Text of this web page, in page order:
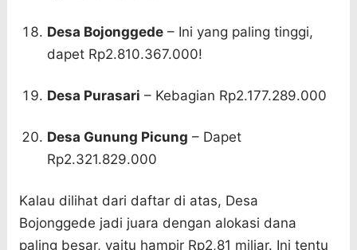
Desa Bojonggede– Ini yang paling tinggi,
dapet Rp2.810.367.000!
Desa Purasari – Kebagian Rp2.177.289.000
Desa Gunung Picung – Dapet
Rp2.321.829.000
Kalau dilihat dari daftar di atas, Desa
Bojonggede jadi juara dengan alokasi dana
paling besar, yaitu hampir Rp2,81 miliar. Ini tentu